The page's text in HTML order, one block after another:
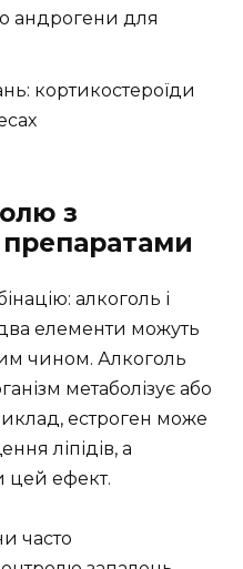
андрогени для
кортикостероїди
з
алкоголь і
елементи можуть
чином. Алкоголь
метаболізує або
естроген може
ліпідів, а
цей ефект.
часто